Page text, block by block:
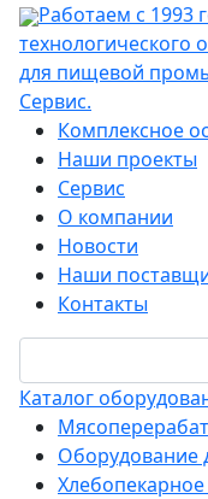
Работаем с 1993
технологического
для пищевой
Сервис.
Комплексное
Наши проекты
Сервис
О компании
Новости
Наши
Контакты
Каталог
Оборудование